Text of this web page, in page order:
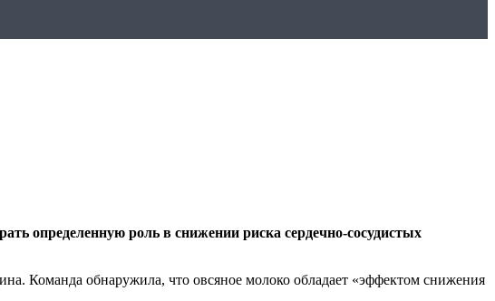
определенную роль в снижении риска сердечно-сосудистых
Команда обнаружила, что овсяное молоко обладает «эффектом снижения